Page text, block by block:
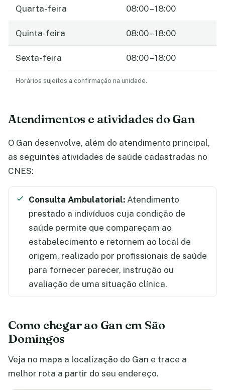
Quarta-feira 08:00 – 18:00
Quinta-feira 08:00 – 18:00
Sexta-feira 08:00 – 18:00
Horários sujeitos a confirmação na unidade.
Atendimentos e atividades do Gan
O Gan desenvolve, além do atendimento principal,
as seguintes atividades de saúde cadastradas no
CNES:
Consulta Ambulatorial: Atendimento
prestado a indivíduos cuja condição de
saúde permite que compareçam ao
estabelecimento e retornem ao local de
origem, realizado por profissionais de saúde
para fornecer parecer, instrução ou
avaliação de uma situação clínica.
Como chegar ao Gan em São
Domingos
Veja no mapa a localização do Gan e trace a
melhor rota a partir do seu endereço.